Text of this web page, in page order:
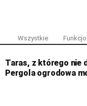
Wszystkie
Taras, z którego nie
Pergola ogrodowa